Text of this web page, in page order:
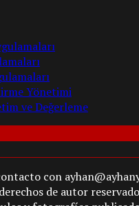
Yönetimi
ve Değerleme
con
de autor